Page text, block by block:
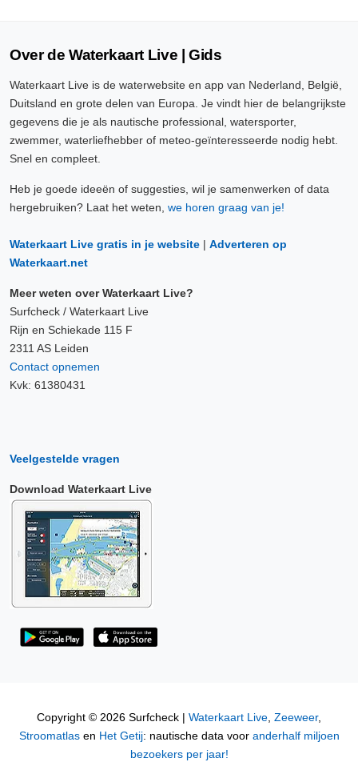
Over de Waterkaart Live | Gids
Waterkaart Live is de waterwebsite en app van Nederland, België,
Duitsland en grote delen van Europa. Je vindt hier de belangrijkste
gegevens die je als nautische professional, watersporter,
zwemmer, waterliefhebber of meteo-geïnteresseerde nodig hebt.
Snel en compleet.
Heb je goede ideeën of suggesties, wil je samenwerken of data
hergebruiken? Laat het weten, we horen graag van je!
Waterkaart Live gratis in je website | Adverteren op
Waterkaart.net
Meer weten over Waterkaart Live?
Surfcheck / Waterkaart Live
Rijn en Schiekade 115 F
2311 AS Leiden
Contact opnemen
Kvk: 61380431
Veelgestelde vragen
Download Waterkaart Live
Copyright © 2026 Surfcheck | Waterkaart Live, Zeeweer,
Stroomatlasen Het Getij: nautische data voor anderhalf miljoen
bezoekers per jaar!